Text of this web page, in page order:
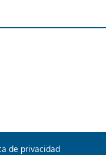
de privacidad